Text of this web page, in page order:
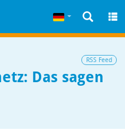
Zum Cookiehinweis Deutsch
RSS Feed
Das sagen